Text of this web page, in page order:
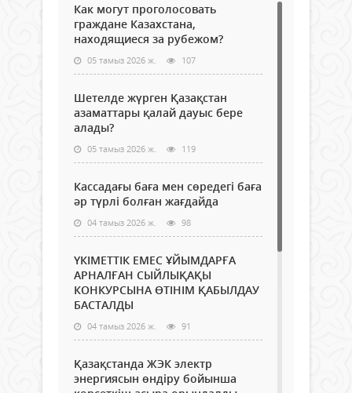
Как могут проголосовать
граждане Казахстана,
находящиеся за рубежом?
05 тамыз 2026 ж. 107
Шетелде жүрген Қазақстан
азаматтары қалай дауыс бере
алады?
05 тамыз 2026 ж. 119
Кассадағы баға мен сөредегі баға
әр түрлі болған жағдайда
04 тамыз 2026 ж. 98
ҮКІМЕТТІК ЕМЕС ҰЙЫМДАРҒА
АРНАЛҒАН СЫЙЛЫҚАҚЫ
КОНКУРСЫНА ӨТІНІМ ҚАБЫЛДАУ
БАСТАЛДЫ
04 тамыз 2026 ж. 91
Қазақстанда ЖЭК электр
энергиясын өндіру бойынша